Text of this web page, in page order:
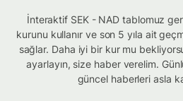
İnteraktif SEK - NAD tablomuz
kurunu kullanır ve son 5 yıla ait
sağlar. Daha iyi bir kur mu
ayarlayın, size haber verelim.
güncel haberleri asla